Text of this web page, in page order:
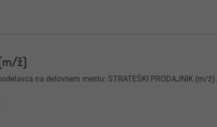
ž)
na delovnem mestu: STRATEŠKI PRODAJNIK (m/ž).